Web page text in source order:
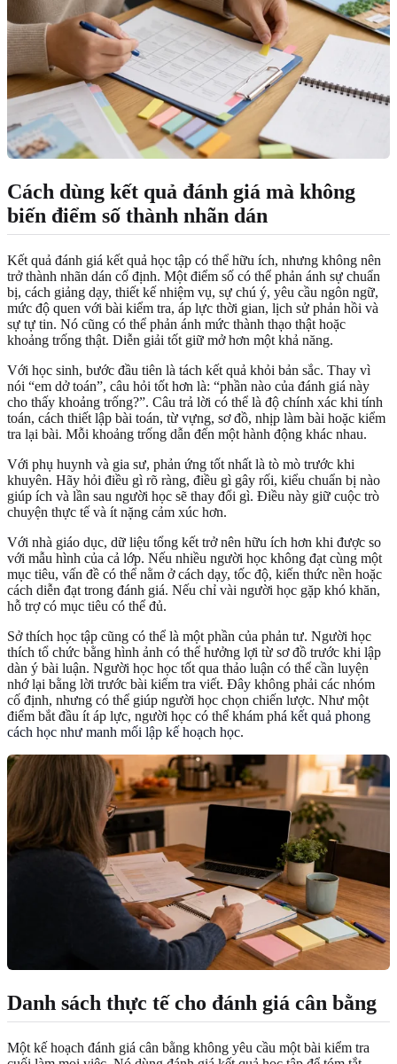
Cách dùng kết quả đánh giá mà không
biến điểm số thành nhãn dán
Kết quả đánh giá kết quả học tập có thể hữu ích, nhưng không nên
trở thành nhãn dán cố định. Một điểm số có thể phản ánh sự chuẩn
bị, cách giảng dạy, thiết kế nhiệm vụ, sự chú ý, yêu cầu ngôn ngữ,
mức độ quen với bài kiểm tra, áp lực thời gian, lịch sử phản hồi và
sự tự tin. Nó cũng có thể phản ánh mức thành thạo thật hoặc
khoảng trống thật. Diễn giải tốt giữ mở hơn một khả năng.
Với học sinh, bước đầu tiên là tách kết quả khỏi bản sắc. Thay vì
nói “em dở toán”, câu hỏi tốt hơn là: “phần nào của đánh giá này
cho thấy khoảng trống?”. Câu trả lời có thể là độ chính xác khi tính
toán, cách thiết lập bài toán, từ vựng, sơ đồ, nhịp làm bài hoặc kiểm
tra lại bài. Mỗi khoảng trống dẫn đến một hành động khác nhau.
Với phụ huynh và gia sư, phản ứng tốt nhất là tò mò trước khi
khuyên. Hãy hỏi điều gì rõ ràng, điều gì gây rối, kiểu chuẩn bị nào
giúp ích và lần sau người học sẽ thay đổi gì. Điều này giữ cuộc trò
chuyện thực tế và ít nặng cảm xúc hơn.
Với nhà giáo dục, dữ liệu tổng kết trở nên hữu ích hơn khi được so
với mẫu hình của cả lớp. Nếu nhiều người học không đạt cùng một
mục tiêu, vấn đề có thể nằm ở cách dạy, tốc độ, kiến thức nền hoặc
cách diễn đạt trong đánh giá. Nếu chỉ vài người học gặp khó khăn,
hỗ trợ có mục tiêu có thể đủ.
Sở thích học tập cũng có thể là một phần của phản tư. Người học
thích tổ chức bằng hình ảnh có thể hưởng lợi từ sơ đồ trước khi lập
dàn ý bài luận. Người học học tốt qua thảo luận có thể cần luyện
nhớ lại bằng lời trước bài kiểm tra viết. Đây không phải các nhóm
cố định, nhưng có thể giúp người học chọn chiến lược. Như một
điểm bắt đầu ít áp lực, người học có thể khám phá kết quả phong
cách học như manh mối lập kế hoạch học.
Danh sách thực tế cho đánh giá cân bằng
Một kế hoạch đánh giá cân bằng không yêu cầu một bài kiểm tra